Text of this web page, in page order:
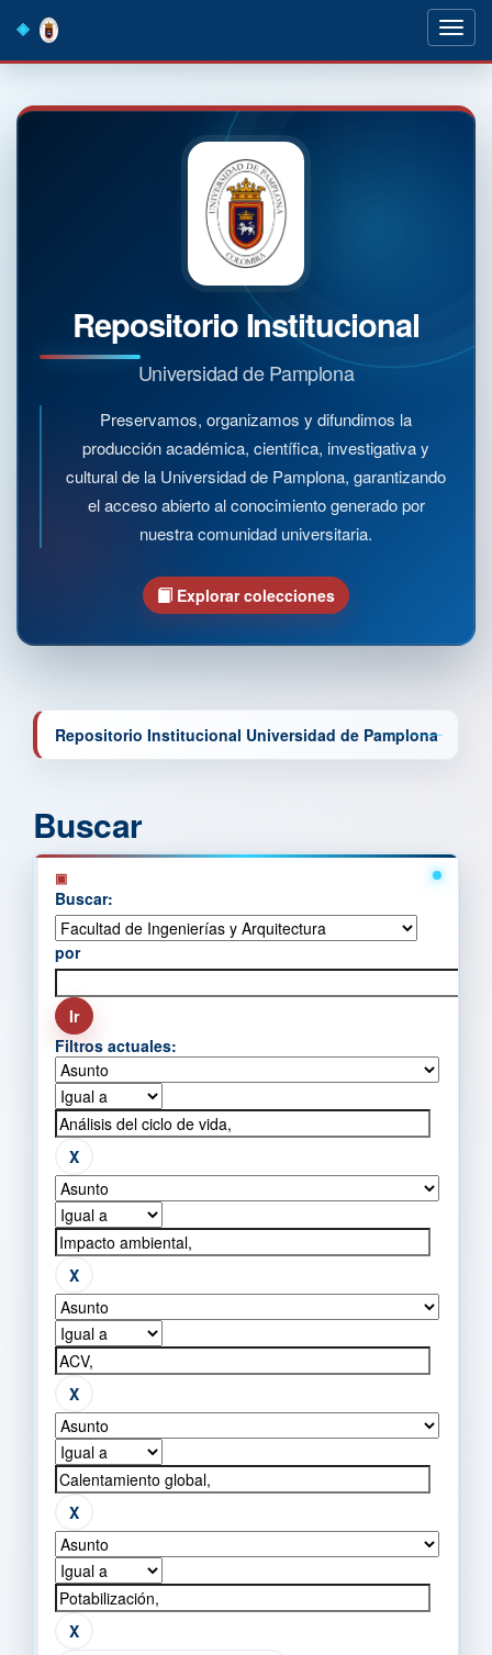
navigation
Repositorio Institucional
Universidad de Pamplona
Preservamos, organizamos y difundimos la
producción académica, científica, investigativa y
cultural de la Universidad de Pamplona, garantizando
el acceso abierto al conocimiento generado por
nuestra comunidad universitaria.
Explorar colecciones
Repositorio Institucional Universidad de Pamplona
Buscar
Buscar:
por
Filtros actuales: